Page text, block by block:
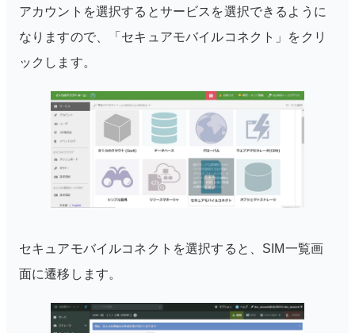
アカウントを選択するとサービスを選択できるように
なりますので、「セキュアモバイルコネクト」をクリ
ックします。
セキュアモバイルコネクトを選択すると、SIM一覧画
面に遷移します。